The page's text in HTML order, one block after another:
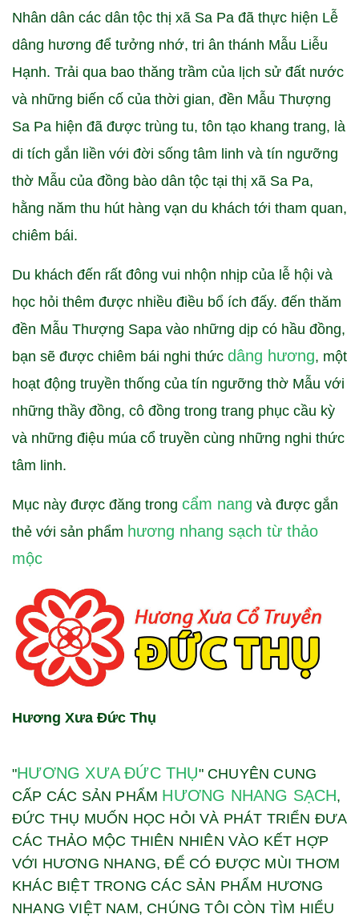
Nhân dân các dân tộc thị xã Sa Pa đã thực hiện Lễ
dâng hương để tưởng nhớ, tri ân thánh Mẫu Liễu
Hạnh. Trải qua bao thăng trầm của lịch sử đất nước
và những biến cố của thời gian, đền Mẫu Thượng
Sa Pa hiện đã được trùng tu, tôn tạo khang trang, là
di tích gắn liền với đời sống tâm linh và tín ngưỡng
thờ Mẫu của đồng bào dân tộc tại thị xã Sa Pa,
hằng năm thu hút hàng vạn du khách tới tham quan,
chiêm bái.
Du khách đến rất đông vui nhộn nhịp của lễ hội và
học hỏi thêm được nhiều điều bổ ích đấy. đến thăm
đền Mẫu Thượng Sapa vào những dịp có hầu đồng,
bạn sẽ được chiêm bái nghi thức dâng hương, một
hoạt động truyền thống của tín ngưỡng thờ Mẫu với
những thầy đồng, cô đồng trong trang phục cầu kỳ
và những điệu múa cổ truyền cùng những nghi thức
tâm linh.
Mục này được đăng trong cẩm nang và được gắn
thẻ với sản phẩm hương nhang sạch từ thảo
mộc
Hương Xưa Đức Thụ
"HƯƠNG XƯA ĐỨC THỤ" CHUYÊN CUNG
CẤP CÁC SẢN PHẨM HƯƠNG NHANG SẠCH,
ĐỨC THỤ MUỐN HỌC HỎI VÀ PHÁT TRIỂN ĐƯA
CÁC THẢO MỘC THIÊN NHIÊN VÀO KẾT HỢP
VỚI HƯƠNG NHANG, ĐỂ CÓ ĐƯỢC MÙI THƠM
KHÁC BIỆT TRONG CÁC SẢN PHẨM HƯƠNG
NHANG VIỆT NAM, CHÚNG TÔI CÒN TÌM HIỂU